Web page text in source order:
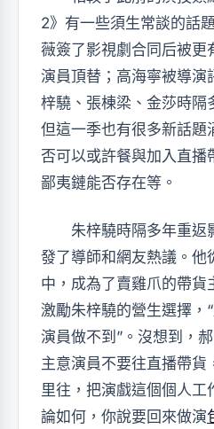
2》有一些須生常談的話
薇簽了影視劇合同后被更
演員頂替；高海寧被導演
梓驍、張棟梁、金莎時隔
但這一季也有很多新話題
否可以或許餐與加入直播
鄙夷鏈能否存在等。
朱梓驍時隔多年重返
發了導師和網友熱議。他
中，成為了賣雞爪的帶貨
激勵朱梓驍的營生選擇，
演員做不到”。沒想到，
主意演員不要往直播帶貨
里往，把演戲這個個人工
論如何，你說要回來做演